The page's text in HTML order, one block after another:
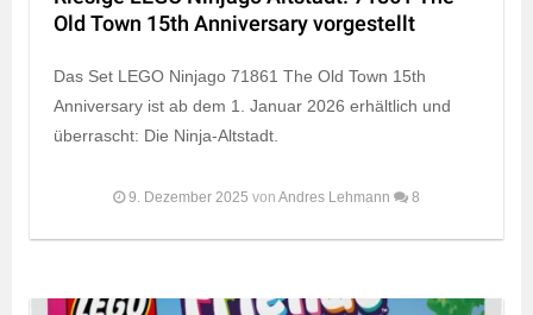
Old Town 15th Anniversary vorgestellt
Das Set LEGO Ninjago 71861 The Old Town 15th
Anniversary ist ab dem 1. Januar 2026 erhältlich und
überrascht: Die Ninja-Altstadt.
9. Dezember 2025 von Andres Lehmann 8